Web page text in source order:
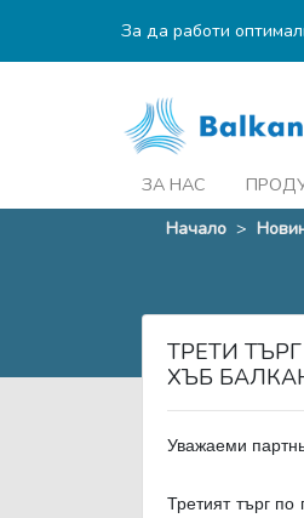
За да работи
ЗА НАС
Начало >
ТРЕТИ
ХЪБ
Уважаеми
Третият търг